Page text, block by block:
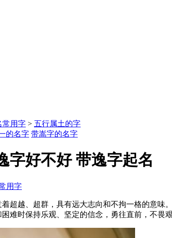
常用字 > 五行属土的字
的名字 带嵩字的名字
字好不好 带逸字起名
用字
超越、超群，具有远大志向和不拘一格的意
难时保持乐观、坚定的信念，勇往直前，不畏艰